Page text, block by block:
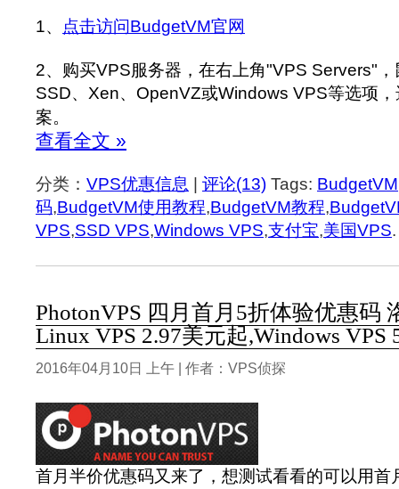
1、 点击访问BudgetVM官网
2、购买VPS服务器，在右上角"VPS Servers"
SSD、Xen、OpenVZ或Windows VPS等选项
案。
查看全文 »
分类： VPS优惠信息 评论(13) Tags: BudgetVM
码,BudgetVM使用教程,BudgetVM教程,
VPS,SSD VPS,Windows VPS,支付宝,美国VPS.
PhotonVPS 四月首月5折体验优惠码
Linux VPS 2.97美元起,Windows VPS
2016年04月10日 上午 | 作者：VPS侦探
首月半价优惠码又来了，想测试看看的可以用首